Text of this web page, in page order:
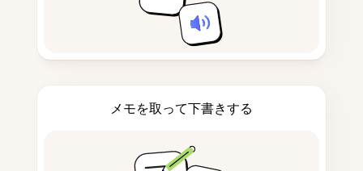
メモを取って下書きする